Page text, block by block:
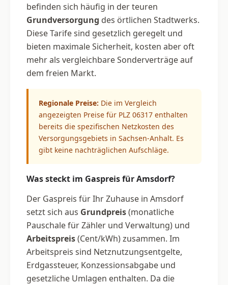
befinden sich häufig in der teuren
Grundversorgung des örtlichen Stadtwerks.
Diese Tarife sind gesetzlich geregelt und
bieten maximale Sicherheit, kosten aber oft
mehr als vergleichbare Sonderverträge auf
dem freien Markt.
Regionale Preise: Die im Vergleich
angezeigten Preise für PLZ 06317 enthalten
bereits die spezifischen Netzkosten des
Versorgungsgebiets in Sachsen-Anhalt. Es
gibt keine nachträglichen Aufschläge.
Was steckt im Gaspreis für Amsdorf?
Der Gaspreis für Ihr Zuhause in Amsdorf
setzt sich aus Grundpreis(monatliche
Pauschale für Zähler und Verwaltung) und
Arbeitspreis(Cent/kWh) zusammen. Im
Arbeitspreis sind Netznutzungsentgelte,
Erdgassteuer, Konzessionsabgabe und
gesetzliche Umlagen enthalten. Da die